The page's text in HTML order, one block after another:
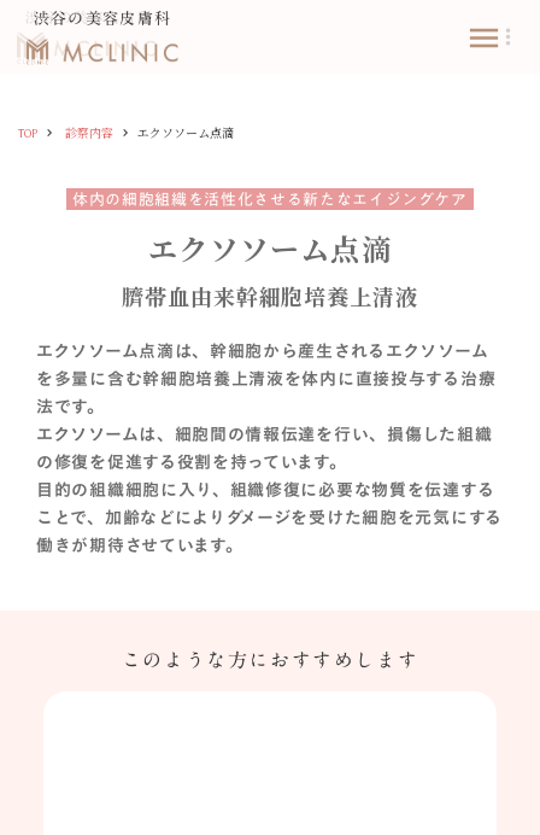
TOP keyboard_arrow_right 診察内容 keyboard_arrow_right エクソソーム点滴
体内の細胞組織を活性化させる新たなエイジングケア
エクソソーム点滴
臍帯血由来幹細胞培養上清液
エクソソーム点滴は、幹細胞から産生されるエクソソーム
を多量に含む幹細胞培養上清液を体内に直接投与する治療
法です。
エクソソームは、細胞間の情報伝達を行い、損傷した組織
の修復を促進する役割を持っています。
目的の組織細胞に入り、組織修復に必要な物質を伝達する
ことで、加齢などによりダメージを受けた細胞を元気にする
働きが期待させています。
このような方におすすめします
渋谷の美容皮膚科
more_vert
渋谷の美容皮膚科
menu